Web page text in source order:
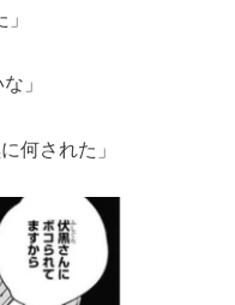
」
何された」